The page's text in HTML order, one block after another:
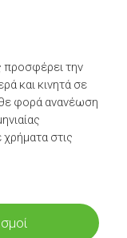
προσφέρει την
και κινητά σε
φορά ανανέωση
στις